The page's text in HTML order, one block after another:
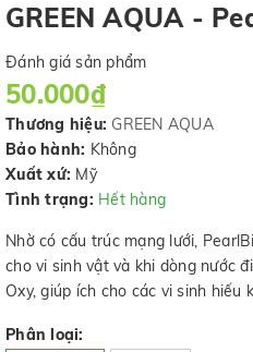
GREEN AQUA -
Đánh giá sản phẩm
50.000₫
Thương hiệu: GREEN AQUA
Bảo hành: Không
Xuất xứ: Mỹ
Tình trạng: Hết hàng
Nhờ có cấu trúc mạng lưới,
cho vi sinh vật và khi dòng nước
Oxy, giúp ích cho các vi sinh hiếu
Phân loại: